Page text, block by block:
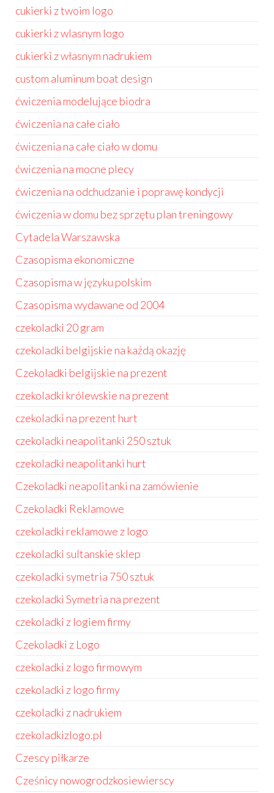
cukierki z twoim logo
cukierki z wlasnym logo
cukierki z własnym nadrukiem
custom aluminum boat design
ćwiczenia modelujące biodra
ćwiczenia na całe ciało
ćwiczenia na całe ciało w domu
ćwiczenia na mocne plecy
ćwiczenia na odchudzanie i poprawę kondycji
ćwiczenia w domu bez sprzętu plan treningowy
Cytadela Warszawska
Czasopisma ekonomiczne
Czasopisma w języku polskim
Czasopisma wydawane od 2004
czekoladki 20 gram
czekoladki belgijskie na każdą okazję
Czekoladki belgijskie na prezent
czekoladki królewskie na prezent
czekoladki na prezent hurt
czekoladki neapolitanki 250 sztuk
czekoladki neapolitanki hurt
Czekoladki neapolitanki na zamówienie
Czekoladki Reklamowe
czekoladki reklamowe z logo
czekoladki sultanskie sklep
czekoladki symetria 750 sztuk
czekoladki Symetria na prezent
czekoladki z logiem firmy
Czekoladki z Logo
czekoladki z logo firmowym
czekoladki z logo firmy
czekoladki z nadrukiem
czekoladkizlogo.pl
Czescy piłkarze
Cześnicy nowogrodzkosiewierscy